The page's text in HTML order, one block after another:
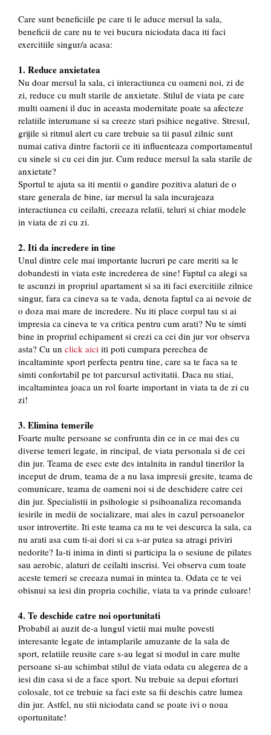
Care sunt beneficiile pe care ti le aduce mersul la sala,
beneficii de care nu te vei bucura niciodata daca iti faci
exercitiile singur/a acasa:
1. Reduce anxietatea
Nu doar mersul la sala, ci interactiunea cu oameni noi, zi de
zi, reduce cu mult starile de anxietate. Stilul de viata pe care
multi oameni il duc in aceasta modernitate poate sa afecteze
relatiile interumane si sa creeze stari psihice negative. Stresul,
grijile si ritmul alert cu care trebuie sa tii pasul zilnic sunt
numai cativa dintre factorii ce iti influenteaza comportamentul
cu sinele si cu cei din jur. Cum reduce mersul la sala starile de
anxietate?
Sportul te ajuta sa iti mentii o gandire pozitiva alaturi de o
stare generala de bine, iar mersul la sala incurajeaza
interactiunea cu ceilalti, creeaza relatii, teluri si chiar modele
in viata de zi cu zi.
2. Iti da incredere in tine
Unul dintre cele mai importante lucruri pe care meriti sa le
dobandesti in viata este increderea de sine! Faptul ca alegi sa
te ascunzi in propriul apartament si sa iti faci exercitiile zilnice
singur, fara ca cineva sa te vada, denota faptul ca ai nevoie de
o doza mai mare de incredere. Nu iti place corpul tau si ai
impresia ca cineva te va critica pentru cum arati? Nu te simti
bine in propriul echipament si crezi ca cei din jur vor observa
asta? Cu un click aici iti poti cumpara perechea de
incaltaminte sport perfecta pentru tine, care sa te faca sa te
simti confortabil pe tot parcursul activitatii. Daca nu stiai,
incaltamintea joaca un rol foarte important in viata ta de zi cu
zi!
3. Elimina temerile
Foarte multe persoane se confrunta din ce in ce mai des cu
diverse temeri legate, in rincipal, de viata personala si de cei
din jur. Teama de esec este des intalnita in randul tinerilor la
inceput de drum, teama de a nu lasa impresii gresite, teama de
comunicare, teama de oameni noi si de deschidere catre cei
din jur. Specialistii in psihologie si psihoanaliza recomanda
iesirile in medii de socializare, mai ales in cazul persoanelor
usor introvertite. Iti este teama ca nu te vei descurca la sala, ca
nu arati asa cum ti-ai dori si ca s-ar putea sa atragi priviri
nedorite? Ia-ti inima in dinti si participa la o sesiune de pilates
sau aerobic, alaturi de ceilalti inscrisi. Vei observa cum toate
aceste temeri se creeaza numai in mintea ta. Odata ce te vei
obisnui sa iesi din propria cochilie, viata ta va prinde culoare!
4. Te deschide catre noi oportunitati
Probabil ai auzit de-a lungul vietii mai multe povesti
interesante legate de intamplarile amuzante de la sala de
sport, relatiile reusite care s-au legat si modul in care multe
persoane si-au schimbat stilul de viata odata cu alegerea de a
iesi din casa si de a face sport. Nu trebuie sa depui eforturi
colosale, tot ce trebuie sa faci este sa fii deschis catre lumea
din jur. Astfel, nu stii niciodata cand se poate ivi o noua
oportunitate!